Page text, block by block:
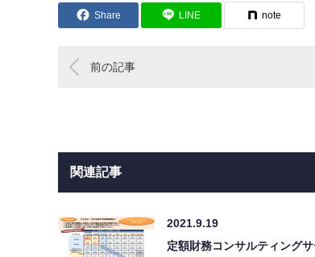
Share LINE note
前の記事
関連記事
2021.9.19
定額財務コンサルティング